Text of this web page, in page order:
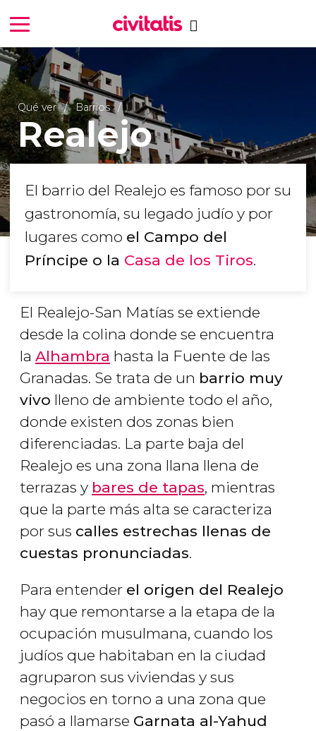
Qué ver Barrios
Realejo
El barrio del Realejo es famoso por su
gastronomía, su legado judío y por
lugares como el Campo del
Príncipe o la Casa de los Tiros.
El Realejo-San Matías se extiende
desde la colina donde se encuentra
la Alhambra hasta la Fuente de las
Granadas. Se trata de un barrio muy
vivo lleno de ambiente todo el año,
donde existen dos zonas bien
diferenciadas. La parte baja del
Realejo es una zona llana llena de
terrazas y bares de tapas, mientras
que la parte más alta se caracteriza
por sus calles estrechas llenas de
cuestas pronunciadas.
Para entender el origen del Realejo
hay que remontarse a la etapa de la
ocupación musulmana, cuando los
judíos que habitaban en la ciudad
agruparon sus viviendas y sus
negocios en torno a una zona que
pasó a llamarse Garnata al-Yahud